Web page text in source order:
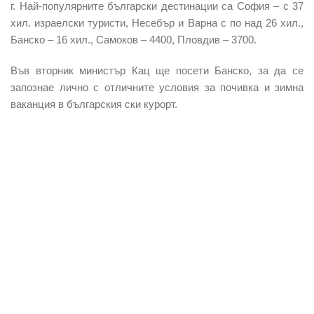
г. Най-популярните български дестинации са София – с 37
хил. израелски туристи, Несебър и Варна с по над 26 хил.,
Банско – 16 хил., Самоков – 4400, Пловдив – 3700.
Във вторник министър Кац ще посети Банско, за да се
запознае лично с отличните условия за почивка и зимна
ваканция в българския ски курорт.